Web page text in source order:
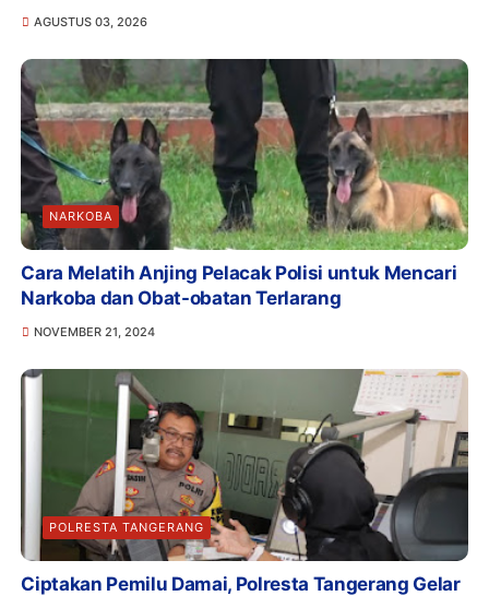
AGUSTUS 03, 2026
NARKOBA
Cara Melatih Anjing Pelacak Polisi untuk Mencari
Narkoba dan Obat-obatan Terlarang
NOVEMBER 21, 2024
POLRESTA TANGERANG
Ciptakan Pemilu Damai, Polresta Tangerang Gelar